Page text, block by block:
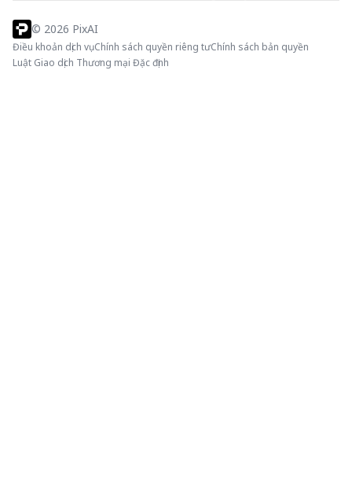
© 2026 PixAI
Điều khoản dịch vụChính sách quyền riêng tưChính sách bản quyền
Luật Giao dịch Thương mại Đặc định